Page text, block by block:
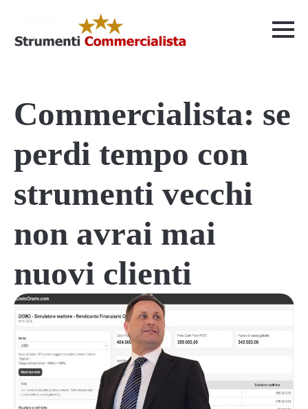
Commercialista: se
perdi tempo con
strumenti vecchi
non avrai mai
nuovi clienti